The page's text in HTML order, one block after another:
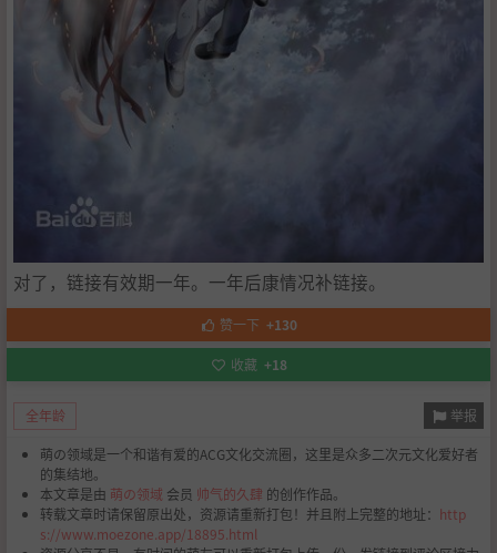
对了，链接有效期一年。一年后康情况补链接。
赞一下 +130
收藏 +18
全年龄 举报
萌の领域是一个和谐有爱的ACG文化交流圈，这里是众多二次元文化爱好者
的集结地。
本文章是由 萌の领域 会员 帅气的久肆 的创作作品。
转载文章时请保留原出处，资源请重新打包！并且附上完整的地址： http
s://www.moezone.app/18895.html